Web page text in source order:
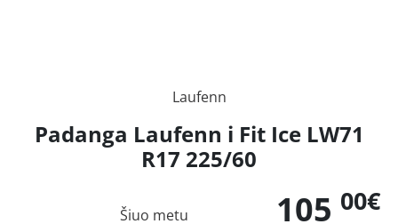
Laufenn
Padanga Laufenn i Fit Ice LW71
R17 225/60
105 00€
Šiuo metu